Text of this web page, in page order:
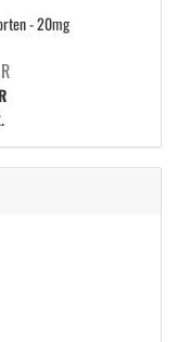
- 20mg